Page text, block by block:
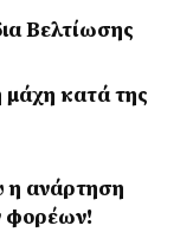
Βελτίωσης
μάχη κατά της
η ανάρτηση
φορέων!